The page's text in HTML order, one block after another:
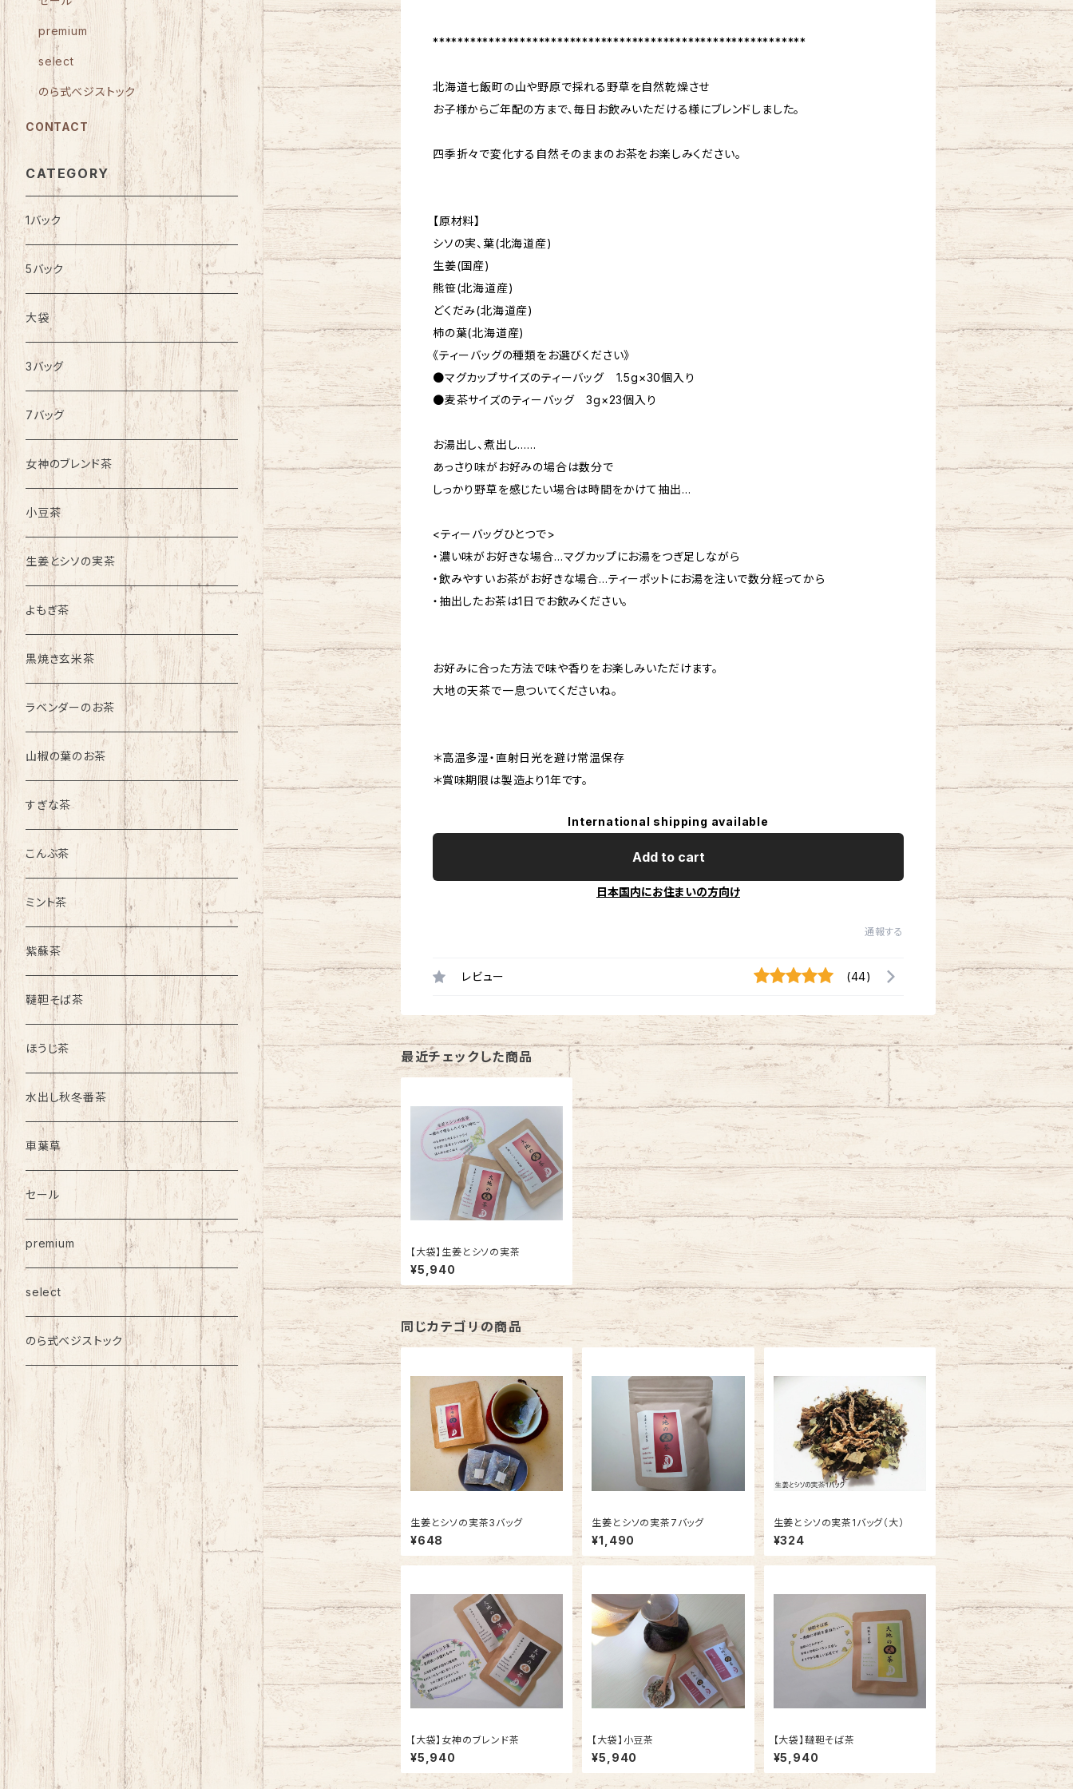
************************************************************
北海道七飯町の山や野原で採れる野草を自然乾燥させ
お子様からご年配の方まで、毎日お飲みいただける様にブレンドしました。
四季折々で変化する自然そのままのお茶をお楽しみください。
【原材料】
シソの実、葉(北海道産)
生姜(国産)
熊笹(北海道産)
どくだみ(北海道産)
柿の葉(北海道産)
《ティーバッグの種類をお選びください》
●マグカップサイズのティーバッグ 1.5g×30個入り
●麦茶サイズのティーバッグ 3g×23個入り
お湯出し、煮出し……
あっさり味がお好みの場合は数分で
しっかり野草を感じたい場合は時間をかけて抽出…
<ティーバッグひとつで>
・濃い味がお好きな場合…マグカップにお湯をつぎ足しながら
・飲みやすいお茶がお好きな場合…ティーポットにお湯を注いで数分経ってから
・抽出したお茶は1日でお飲みください。
お好みに合った方法で味や香りをお楽しみいただけます。
大地の天茶で一息ついてくださいね。
＊高温多湿・直射日光を避け常温保存
＊賞味期限は製造より1年です。
International shipping available
Add to cart
日本国内にお住まいの方向け
通報する
レビュー (44)
最近チェックした商品
【大袋】生姜とシソの実茶
¥5,940
同じカテゴリの商品
生姜とシソの実茶3バッグ
¥648
生姜とシソの実茶7バッグ
¥1,490
生姜とシソの実茶1バッグ（大）
¥324
【大袋】女神のブレンド茶
¥5,940
【大袋】小豆茶
¥5,940
【大袋】韃靼そば茶
¥5,940
premium
select
のら式ベジストック
CONTACT
CATEGORY
1バック
5バック
大袋
3バッグ
7バッグ
女神のブレンド茶
小豆茶
生姜とシソの実茶
よもぎ茶
黒焼き玄米茶
ラベンダーのお茶
山椒の葉のお茶
すぎな茶
こんぶ茶
ミント茶
紫蘇茶
韃靼そば茶
ほうじ茶
水出し秋冬番茶
車葉草
セール
premium
select
のら式ベジストック